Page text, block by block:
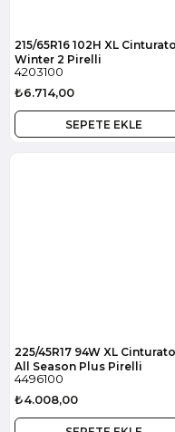
215/65R16 102H XL Cinturato
Winter 2 Pirelli
4203100
₺6.714,00
SEPETE EKLE
225/45R17 94W XL Cinturato
All Season Plus Pirelli
4496100
₺4.008,00